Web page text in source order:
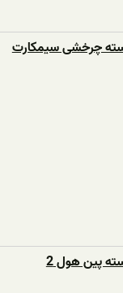
چرخشی سیمکارت
خرید دوربین مداربسته پین هول 2